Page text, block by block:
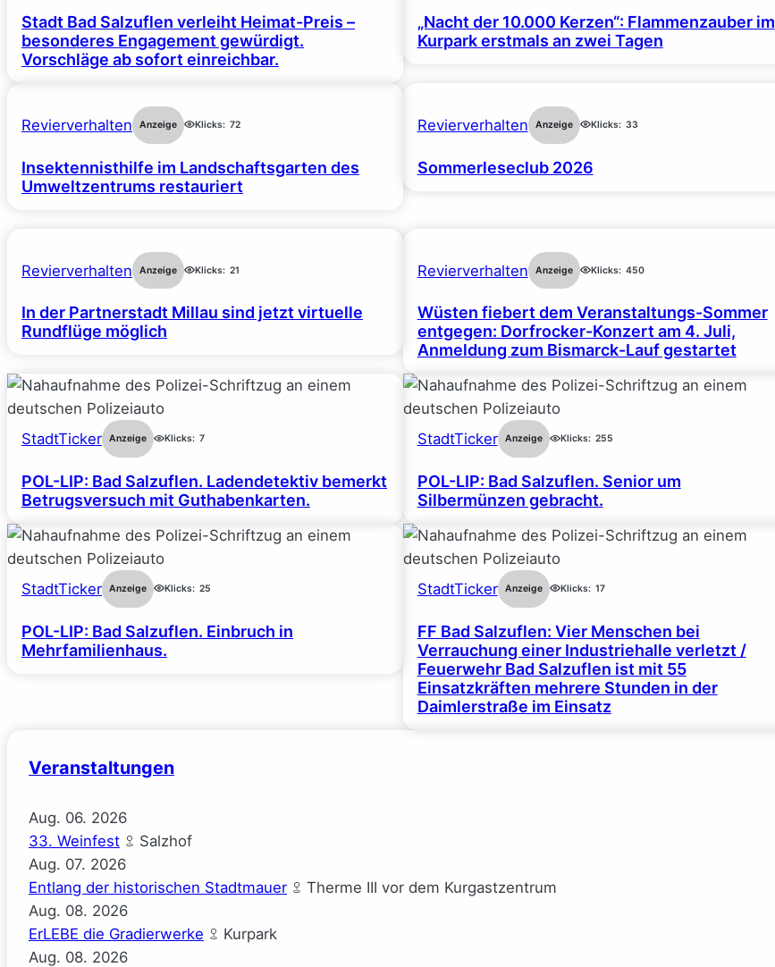
Stadt Bad Salzuflen verleiht Heimat-Preis –
besonderes Engagement gewürdigt.
Vorschläge ab sofort einreichbar.
„Nacht der 10.000 Kerzen“: Flammenzauber im
Kurpark erstmals an zwei Tagen
Revierverhalten Anzeige Klicks: 72
Insektennisthilfe im Landschaftsgarten des
Umweltzentrums restauriert
Revierverhalten Anzeige Klicks: 33
Sommerleseclub 2026
Revierverhalten Anzeige Klicks: 21
In der Partnerstadt Millau sind jetzt virtuelle
Rundflüge möglich
Revierverhalten Anzeige Klicks: 450
Wüsten fiebert dem Veranstaltungs-Sommer
entgegen: Dorfrocker-Konzert am 4. Juli,
Anmeldung zum Bismarck-Lauf gestartet
StadtTicker Anzeige Klicks: 7
POL-LIP: Bad Salzuflen. Ladendetektiv bemerkt
Betrugsversuch mit Guthabenkarten.
StadtTicker Anzeige Klicks: 255
POL-LIP: Bad Salzuflen. Senior um
Silbermünzen gebracht.
StadtTicker Anzeige Klicks: 25
POL-LIP: Bad Salzuflen. Einbruch in
Mehrfamilienhaus.
StadtTicker Anzeige Klicks: 17
FF Bad Salzuflen: Vier Menschen bei
Verrauchung einer Industriehalle verletzt /
Feuerwehr Bad Salzuflen ist mit 55
Einsatzkräften mehrere Stunden in der
Daimlerstraße im Einsatz
Veranstaltungen
Aug. 06. 2026
33. Weinfest
Salzhof
Aug. 07. 2026
Entlang der historischen Stadtmauer
Therme III vor dem Kurgastzentrum
Aug. 08. 2026
ErLEBE die Gradierwerke
Kurpark
Aug. 08. 2026